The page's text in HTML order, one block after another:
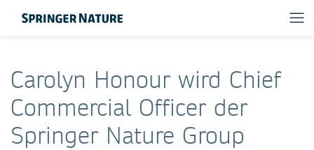
Carolyn Honour wird Chief
Commercial Officer der
Springer Nature Group